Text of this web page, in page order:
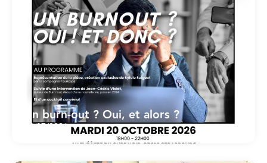
Un burn-out ? Oui, et alors ?
15/07/2026